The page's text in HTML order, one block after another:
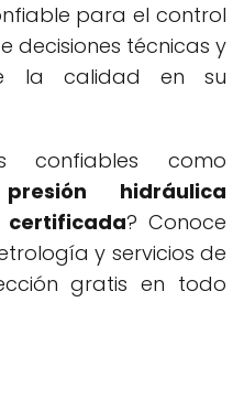
para el control
decisiones técnicas y
la calidad en su
confiables como
hidráulica
certificada? Conoce
y servicios de
gratis en todo